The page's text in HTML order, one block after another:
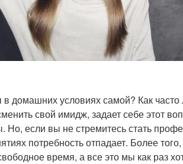
домашних условиях самой? Как
свой имидж, задает себе этот
Но, если вы не стремитесь стать
потребность отпадает. Более
время, а все это мы как раз